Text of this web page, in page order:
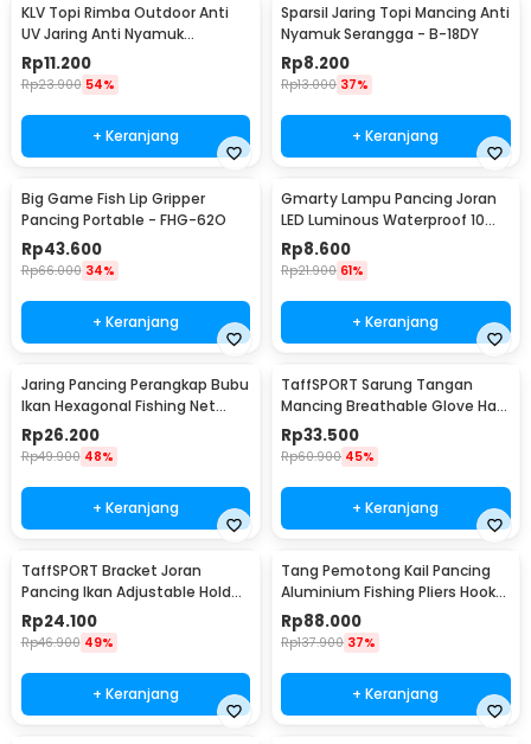
KLV Topi Rimba Outdoor Anti
UV Jaring Anti Nyamuk
Poliester Boonie Hat - TP33
Rp11.200
Rp23.900 54%
+ Keranjang
Sparsil Jaring Topi Mancing Anti
Nyamuk Serangga - B-18DY
Rp8.200
Rp13.000 37%
+ Keranjang
Big Game Fish Lip Gripper
Pancing Portable - FHG-62O
Rp43.600
Rp66.000 34%
+ Keranjang
Gmarty Lampu Pancing Joran
LED Luminous Waterproof 10
PCS - Q0142
Rp8.600
Rp21.900 61%
+ Keranjang
Jaring Pancing Perangkap Bubu
Ikan Hexagonal Fishing Net
Trap 8 Hole
Rp26.200
Rp49.900 48%
+ Keranjang
TaffSPORT Sarung Tangan
Mancing Breathable Glove Half
Finger 1 Pair - DW-GRTX
Rp33.500
Rp60.900 45%
+ Keranjang
TaffSPORT Bracket Joran
Pancing Ikan Adjustable Holder
1.7M - V-003
Rp24.100
Rp46.900 49%
+ Keranjang
Tang Pemotong Kail Pancing
Aluminium Fishing Pliers Hook
Remover
Rp88.000
Rp137.900 37%
+ Keranjang